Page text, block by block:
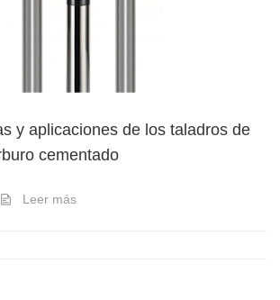
y aplicaciones de los taladros de
cementado
Leer más